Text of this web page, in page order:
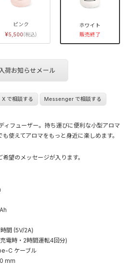
ピンク
5,500
ホワイト
販売終了
入荷お知らせメール
X で相談する Messenger で相談する
ィフューザー。持ち運びに便利な小型アロマ
使えてアロマをもっと身近に楽しめます。
望のメッセージが入ります。
間 (5V/2A)
電時・2時間運転4回分)
C ケーブル
mm